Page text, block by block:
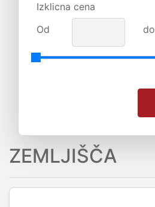
Izklicna cena
Od
do
ZEMLJIŠČA